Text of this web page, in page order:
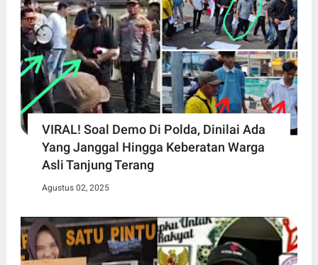
VIRAL! Soal Demo Di Polda, Dinilai Ada
Yang Janggal Hingga Keberatan Warga
Asli Tanjung Terang
Agustus 02, 2025